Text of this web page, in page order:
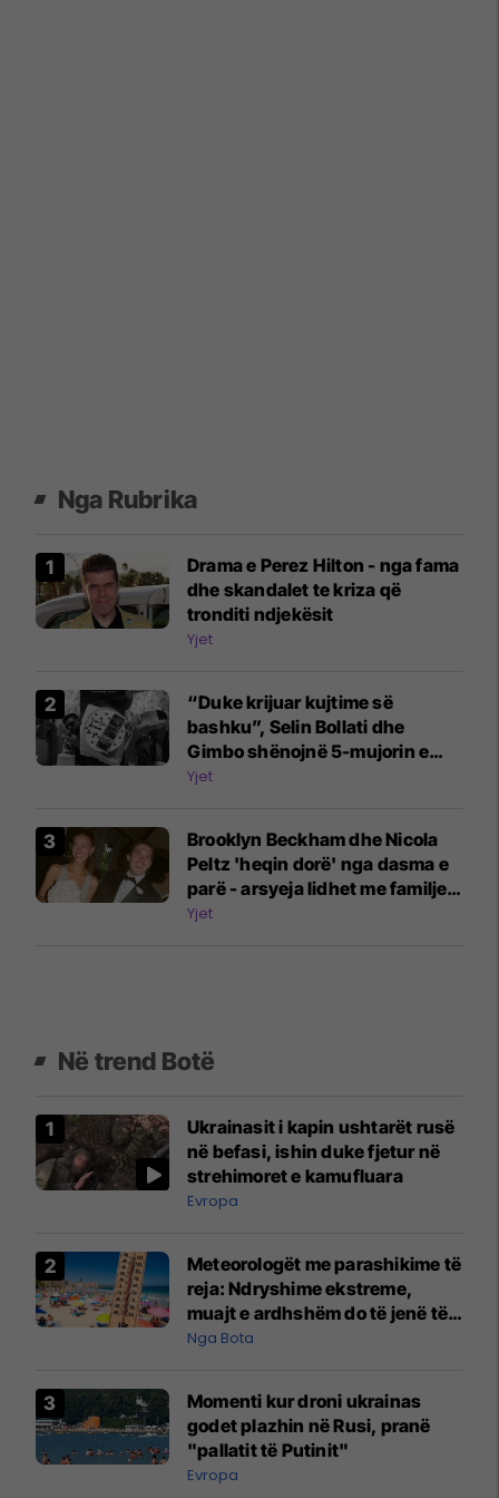
Nga Rubrika
Drama e Perez Hilton - nga fama
dhe skandalet te kriza që
tronditi ndjekësit
Yjet
“Duke krijuar kujtime së
bashku”, Selin Bollati dhe
Gimbo shënojnë 5-mujorin e
lidhjes
Yjet
Brooklyn Beckham dhe Nicola
Peltz 'heqin dorë' nga dasma e
parë - arsyeja lidhet me familjen
Beckham
Yjet
Në trend Botë
Ukrainasit i kapin ushtarët rusë
në befasi, ishin duke fjetur në
strehimoret e kamufluara
Evropa
Meteorologët me parashikime të
reja: Ndryshime ekstreme,
muajt e ardhshëm do të jenë të
pazakontë
Nga Bota
Momenti kur droni ukrainas
godet plazhin në Rusi, pranë
"pallatit të Putinit"
Evropa